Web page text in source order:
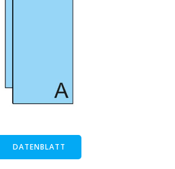
DATENBLATT